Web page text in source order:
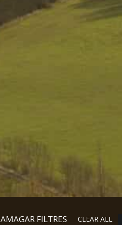
AMAGAR FILTRES CLEAR ALL